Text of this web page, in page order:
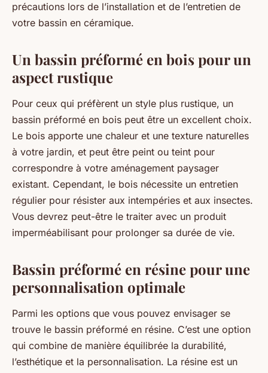
précautions lors de l’installation et de l’entretien de
votre bassin en céramique.
Un bassin préformé en bois pour un
aspect rustique
Pour ceux qui préfèrent un style plus rustique, un
bassin préformé en bois peut être un excellent choix.
Le bois apporte une chaleur et une texture naturelles
à votre jardin, et peut être peint ou teint pour
correspondre à votre aménagement paysager
existant. Cependant, le bois nécessite un entretien
régulier pour résister aux intempéries et aux insectes.
Vous devrez peut-être le traiter avec un produit
imperméabilisant pour prolonger sa durée de vie.
Bassin préformé en résine pour une
personnalisation optimale
Parmi les options que vous pouvez envisager se
trouve le bassin préformé en résine. C’est une option
qui combine de manière équilibrée la durabilité,
l’esthétique et la personnalisation. La résine est un